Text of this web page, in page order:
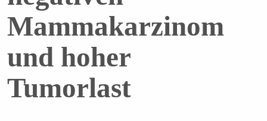
Mammakarzinom
und hoher
Tumorlast